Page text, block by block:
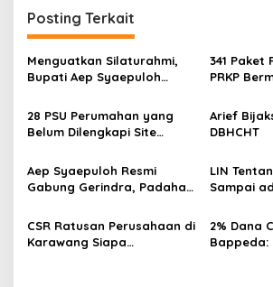
a
s
i
o
Posting Terkait
Menguatkan Silaturahmi,
Bupati Aep Syaepuloh
Desa Kelahiran
341 Paket
PRKP
Memiliki
28 PSU Perumahan yang
Belum Dilengkapi Site
Kerjaannya??
Arief
DBHCHT
Aep Syaepuloh Resmi
Gabung Gerindra, Padahal
dan NasDem
LIN
Sampai
CSR Ratusan Perusahaan di
Karawang Siapa
2% Dana
Bappeda: